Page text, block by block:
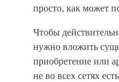
просто, как может
Чтобы
нужно вложить
приобретение или
не во всех сетях